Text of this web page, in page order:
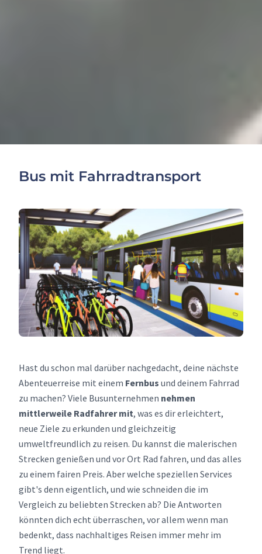
Bus mit Fahrradtransport
Hast du schon mal darüber nachgedacht, deine nächste
Abenteuerreise mit einem Fernbus und deinem Fahrrad
zu machen? Viele Busunternehmen nehmen
mittlerweile Radfahrer mit, was es dir erleichtert,
neue Ziele zu erkunden und gleichzeitig
umweltfreundlich zu reisen. Du kannst die malerischen
Strecken genießen und vor Ort Rad fahren, und das alles
zu einem fairen Preis. Aber welche speziellen Services
gibt's denn eigentlich, und wie schneiden die im
Vergleich zu beliebten Strecken ab? Die Antworten
könnten dich echt überraschen, vor allem wenn man
bedenkt, dass nachhaltiges Reisen immer mehr im
Trend liegt.